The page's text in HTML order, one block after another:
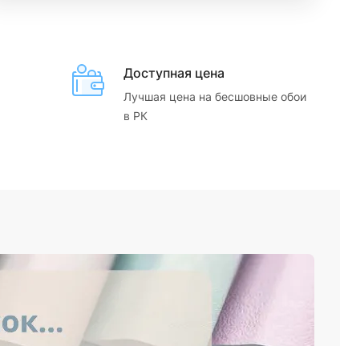
Доступная цена
Лучшая цена на бесшовные обои
в РК